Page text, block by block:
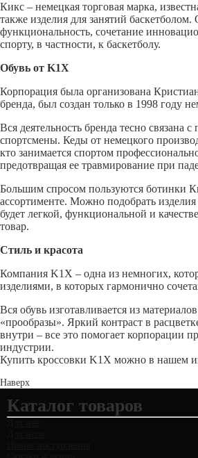
Кикс – немецкая торговая марка,
также изделия для занятий
функциональность, сочетание
спорту, в частности, к баскетболу.
Обувь от K1X
Корпорация была организована
бренда, был создан только в 1998 году
Вся деятельность бренда тесно
спортсмены. Кеды от немецкого
кто занимается спортом
предотвращая ее травмирование при
Большим спросом пользуются ботинки
ассортименте. Можно подобрать
будет легкой, функциональной и
товар.
Стиль и красота
Компания K1 X – одна из немногих,
изделиями, в которых гармонично
Вся обувь изготавливается из
«прообразы». Яркий контраст в
внутри – все это помогает корпорации
индустрии.
Купить кроссовки K1 X можно в нашем
Наверх
Каталог товаров